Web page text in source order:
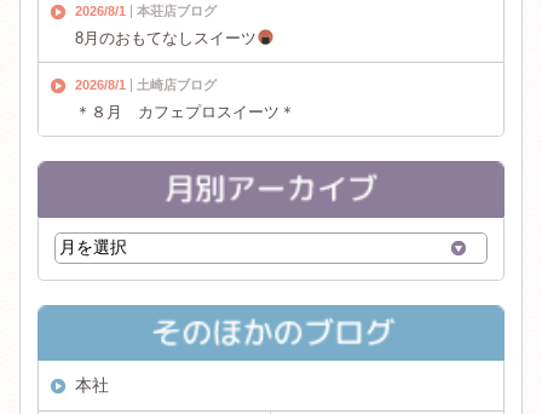
2026/8/1 本荘店ブログ
8月のおもてなしスイーツ
2026/8/1 土崎店ブログ
＊８月 カフェプロスイーツ＊
本社